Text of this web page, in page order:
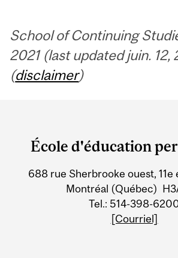
School of Continuing
2021 (last updated juin. 12,
(disclaimer)
and
Information
École d'éducation
688 rue Sherbrooke ouest, 11e
Montréal (Québec)
Tel.: 514-398-
[Courriel]